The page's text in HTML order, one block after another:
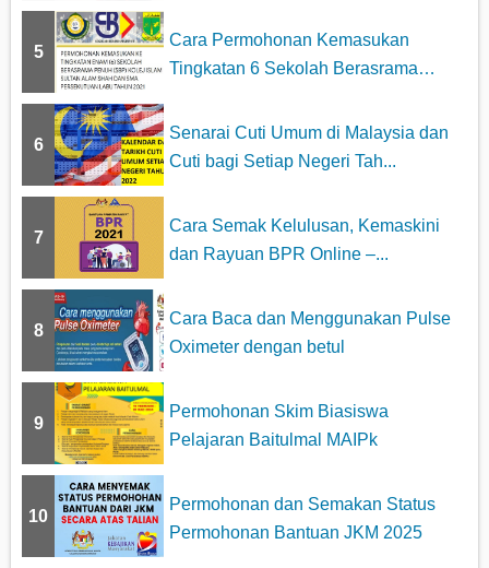
5
Cara Permohonan Kemasukan
Tingkatan 6 Sekolah Berasrama
6
Senarai Cuti Umum di Malaysia dan
Cuti bagi Setiap Negeri Tah...
7
Cara Semak Kelulusan, Kemaskini
dan Rayuan BPR Online –...
8
Cara Baca dan Menggunakan Pulse
Oximeter dengan betul
9
Permohonan Skim Biasiswa
Pelajaran Baitulmal MAIPk
10
Permohonan dan Semakan Status
Permohonan Bantuan JKM 2025